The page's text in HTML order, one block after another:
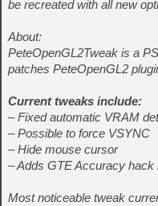
be recreated with all new
About:
PeteOpenGL2Tweak is a
patches PeteOpenGL2
Current tweaks include:
– Fixed automatic VRAM
– Possible to force VSYNC
– Hide mouse cursor
– Adds GTE Accuracy hack
Most noticeable tweak